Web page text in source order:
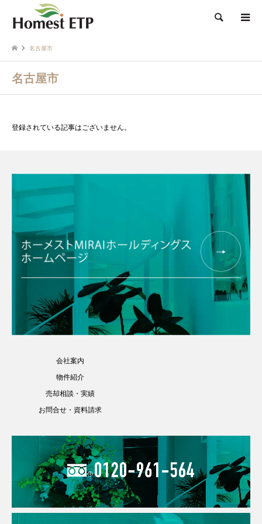
検索
名古屋市
名古屋市
登録されている記事はございません。
会社案内
物件紹介
売却相談・実績
お問合せ・資料請求